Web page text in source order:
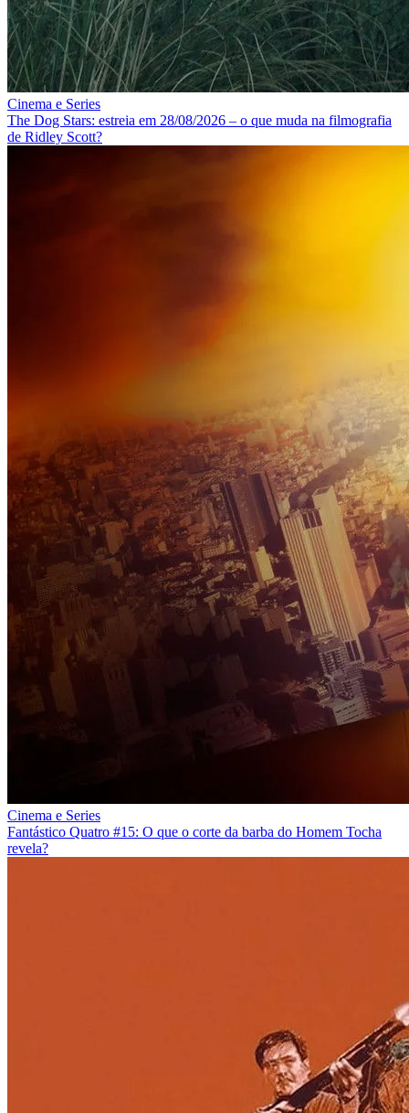
Cinema e Series
The Dog Stars: estreia em 28/08/2026 – o que muda na filmografia
de Ridley Scott?
Cinema e Series
Fantástico Quatro #15: O que o corte da barba do Homem Tocha
revela?